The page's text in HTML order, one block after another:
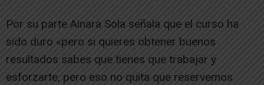
Por su parte Ainara Sola señala que el curso ha
sido duro «pero si quieres obtener buenos
resultados sabes que tienes que trabajar y
esforzarte, pero eso no quita que reservemos